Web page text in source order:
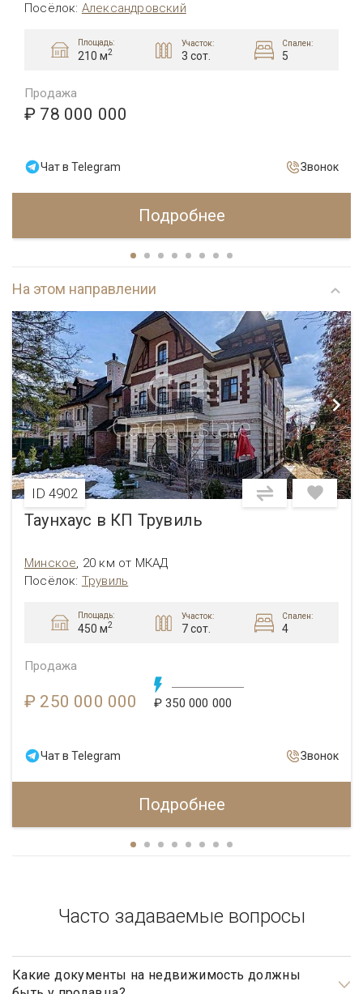
Посёлок: Александровский
Площадь:
210 м2
Участок:
3 сот.
Спален:
5
Продажа
₽ 78 000 000
Чат в Telegram Звонок
Подробнее
На этом направлении
ID 4902
Таунхаус в КП Трувиль
Минское, 20 км от МКАД
Посёлок: Трувиль
Площадь:
450 м2
Участок:
7 сот.
Спален:
4
Продажа
₽ 250 000 000 ₽ 350 000 000
Чат в Telegram Звонок
Подробнее
Часто задаваемые вопросы
Какие документы на недвижимость должны